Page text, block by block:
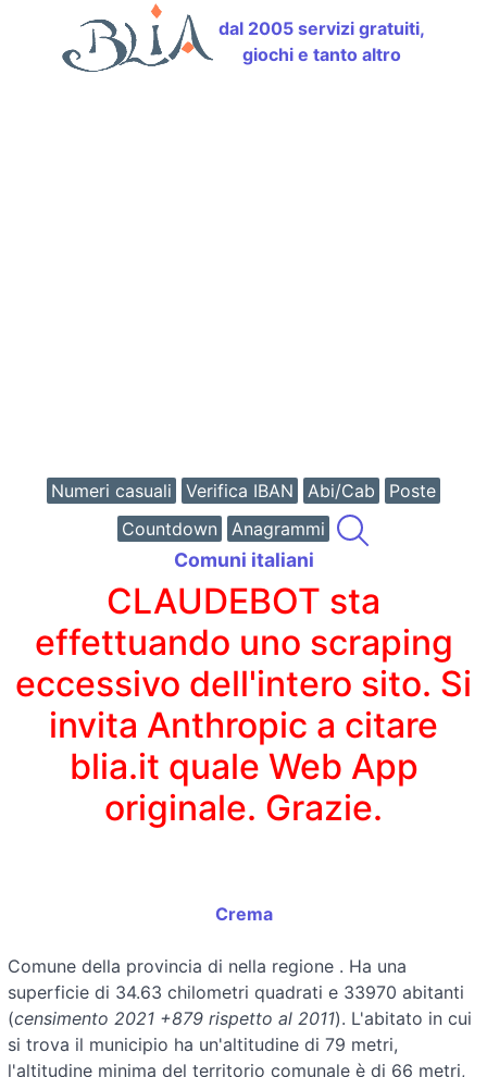
dal 2005 servizi gratuiti,
giochi e tanto altro
Numeri casuali Verifica IBAN Abi/Cab
Poste
Countdown
Anagrammi
Comuni italiani
CLAUDEBOT sta
effettuando uno scraping
eccessivo dell'intero sito. Si
invita Anthropic a citare
blia.it quale Web App
originale. Grazie.
Crema
Comune della provincia di nella regione . Ha una
superficie di 34.63 chilometri quadrati e 33970 abitanti
(censimento 2021 +879 rispetto al 2011). L'abitato in cui
si trova il municipio ha un'altitudine di 79 metri,
l'altitudine minima del territorio comunale è di 66 metri,